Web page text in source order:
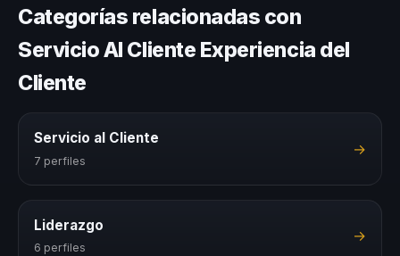
Categorías relacionadas con
Servicio Al Cliente Experiencia del
Cliente
Servicio al Cliente
7 perfiles
→
Liderazgo
6 perfiles
→